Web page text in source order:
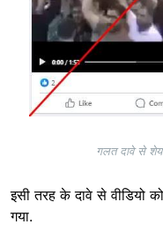
गलत दावे से
इसी तरह के दावे से वीडियो
गया.